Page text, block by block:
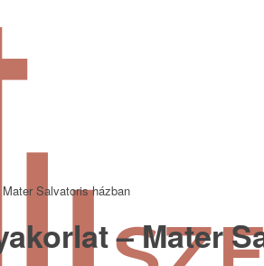
Salvatoris házban
– Mater